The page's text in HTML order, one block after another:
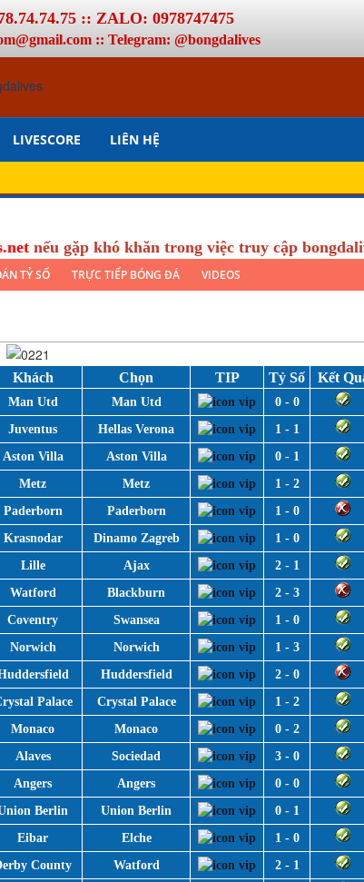
:: ZALO: 0978747475
:: Telegram: @bongdalives
LIVESCORE LIÊN HỆ
nếu gặp khó khăn trong việc truy cập
TỶ SỐ TRỰC TIẾP BÓNG ĐÁ VIDEOS
Khách Chọn TIP Tỷ Số Kết
Man Utd Man Utd
0 - 0
Juventus Hellas Verona
1 - 1
Aston Villa Aston Villa
0 - 1
Metz Metz
1 - 2
Paderborn Paderborn
1 - 0
Krasnodar Dinamo Zagreb
1 - 0
Lille Ajax
2 - 1
Watford Blackburn
2 - 3
Coventry Swansea
1 - 0
Norwich Norwich
1 - 3
Huddersfield
2 - 0
Palace Crystal Palace
1 - 2
Monaco Monaco
0 - 2
Alaves Sociedad
3 - 0
Angers Angers
0 - 0
Berlin Union Berlin
0 - 1
Eibar Elche
1 - 0
County Watford
2 - 1